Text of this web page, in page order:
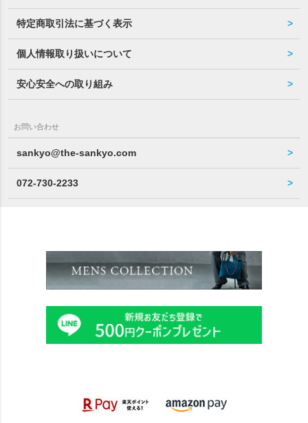
特定商取引法に基づく表示
個人情報取り扱いについて
安心安全への取り組み
お問い合わせ
sankyo@the-sankyo.com
072-730-2233